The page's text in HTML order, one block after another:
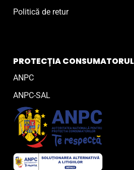
Politică de retur
PROTECȚIA
ANPC
ANPC-SAL